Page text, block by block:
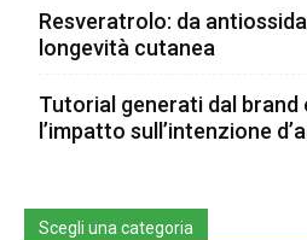
Resveratrolo: da
longevità cutanea
Tutorial generati dal brand
l’impatto sull’intenzione
Scegli una categoria